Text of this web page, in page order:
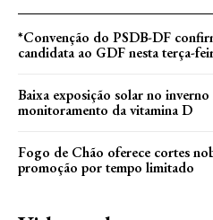
*Convenção do PSDB-DF
candidata ao GDF nesta terça-
Baixa exposição solar no
monitoramento da vitamina D
Fogo de Chão oferece cortes
promoção por tempo limitado